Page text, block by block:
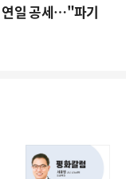
연일 공세…"파기